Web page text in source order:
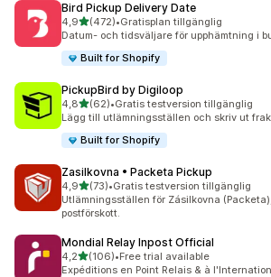
Bird Pickup Delivery Date
4,9av 5 stjärnor
(472)
472 recensioner totalt
•Gratisplan tillgänglig
Datum- och tidsväljare för upphämtning i
Built for Shopify
PickupBird by Digiloop
4,8av 5 stjärnor
(62)
62 recensioner totalt
•Gratis testversion tillgänglig
Lägg till utlämningsställen och skriv ut
Built for Shopify
Zasilkovna • Packeta Pickup
4,9av 5 stjärnor
(73)
73 recensioner totalt
•Gratis testversion tillgänglig
Utlämningsställen för Zásilkovna
postförskott.
Mondial Relay Inpost Official
4,2av 5 stjärnor
(106)
106 recensioner totalt
•Free trial available
Expéditions en Point Relais & à